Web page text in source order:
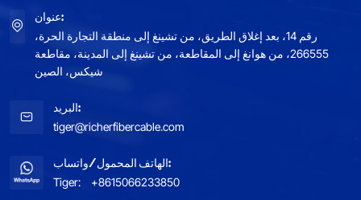
عنوان:
رقم 14، بعد إغلاق الطريق، من تشينغ إلى منطقة التجارة الحرة،
266555، من هوانغ إلى المقاطعة، من تشينغ إلى المدينة، مقاطعة
شيكس، الصين
البريد:
tiger@richerfibercable.com
الهاتف المحمول/واتساب:
Tiger:
+8615066233850